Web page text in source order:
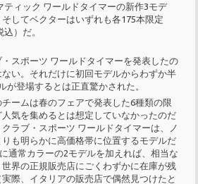
ィック ワールドタイマーの新作3モデ
してベクターはいずれも各175本限定
）だ。
スポーツ ワールドタイマーを発表したの
い。それだけに初回モデルからわずか半
が登場するとは正直驚かされた。
ームは春のフェアで発表した6種類の限
気を集めるとは想定していなかったのだ
ラブ・スポーツ ワールドタイマーは、ノ
も明らかに高価格帯に位置するモデルだ
通常カラーの2モデルを加えれば、相当な
界の正規販売店にごくわずかに在庫が残
際、イタリアの販売店で偶然見つけたと